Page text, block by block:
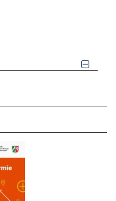
ZULETZT ANGESEHENE